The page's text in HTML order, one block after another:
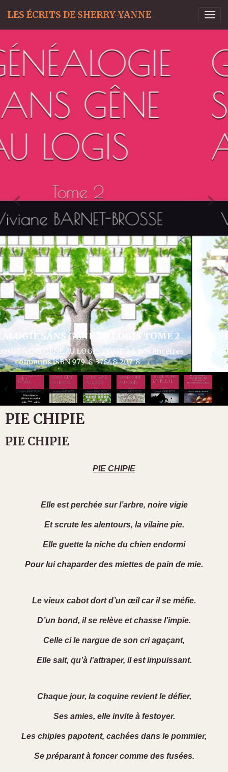
LES ÉCRITS DE SHERRY-YANNE
GÉNÉALOGIE SANS GÊNE AU LOGIS TOME 3
GÉNÉALOGIE SANS GÊNE AU LOGIS TOME 3 Articles divers
généalogie et histoire ISBN 979-8-37932-286-1
PIE CHIPIE
PIE CHIPIE
PIE CHIPIE
Elle est perchée sur l’arbre, noire vigie
Et scrute les alentours, la vilaine pie.
Elle guette la niche du chien endormi
Pour lui chaparder des miettes de pain de mie.
Le vieux cabot dort d’un œil car il se méfie.
D’un bond, il se relève et chasse l’impie.
Celle ci le nargue de son cri agaçant,
Elle sait, qu’à l’attraper, il est impuissant.
Chaque jour, la coquine revient le défier,
Ses amies, elle invite à festoyer.
Les chipies papotent, cachées dans le pommier,
Se préparant à foncer comme des fusées.